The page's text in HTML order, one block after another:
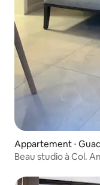
Appartement ⋅
Beau studio à Col.